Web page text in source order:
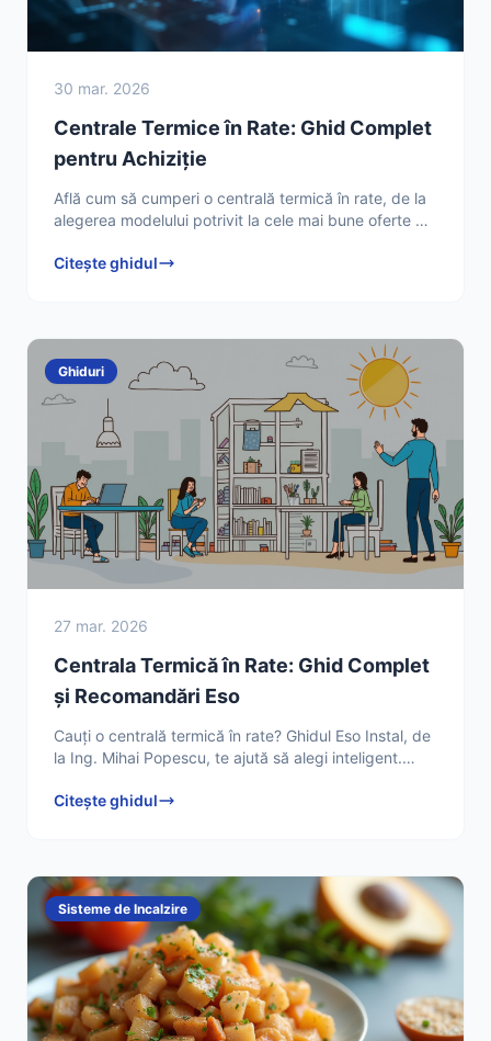
30 mar. 2026
Centrale Termice în Rate: Ghid Complet
pentru Achiziție
Află cum să cumperi o centrală termică în rate, de la
alegerea modelului potrivit la cele mai bune oferte de
Citește ghidul
Ghiduri
27 mar. 2026
Centrala Termică în Rate: Ghid Complet
și Recomandări Eso
Cauți o centrală termică în rate? Ghidul Eso Instal, de
la Ing. Mihai Popescu, te ajută să alegi inteligent.
Citește ghidul
Sisteme de Incalzire